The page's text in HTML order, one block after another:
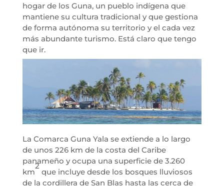
hogar de los Guna, un pueblo indígena que
mantiene su cultura tradicional y que gestiona
de forma autónoma su territorio y el cada vez
más abundante turismo. Está claro que tengo
que ir.
La Comarca Guna Yala se extiende a lo largo
de unos 226 km de la costa del Caribe
panameño y ocupa una superficie de 3.260
km
2
que incluye desde los bosques lluviosos
de la cordillera de San Blas hasta las cerca de